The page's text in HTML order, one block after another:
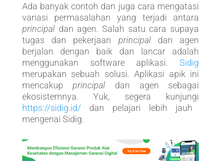
Ada banyak contoh dan juga cara mengatasi
variasi permasalahan yang terjadi antara
principal dan agen. Salah satu cara supaya
tugas dan pekerjaan principal dan agen
berjalan dengan baik dan lancar adalah
menggunakan software aplikasi.Sidig
merupakan sebuah solusi. Aplikasi apik ini
mencakupprincipal dan agen sebagai
ekosistemnya. Yuk, segera kunjungi
https://sidig.id/dan pelajari lebih jauh
mengenai Sidig.